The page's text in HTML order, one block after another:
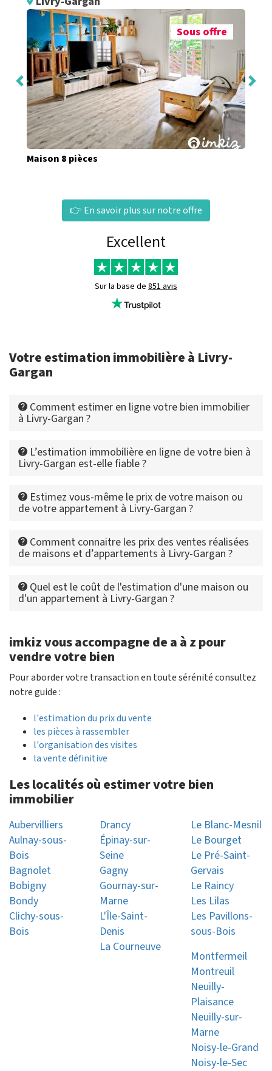
Sous offre
Maison 8 pièces
👉 En savoir plus sur notre offre
Excellent
Sur la base de 851 avis
Votre estimation immobilière à Livry-
Gargan
Comment estimer en ligne votre bien immobilier
à Livry-Gargan ?
L’estimation immobilière en ligne de votre bien à
Livry-Gargan est-elle fiable ?
Estimez vous-même le prix de votre maison ou
de votre appartement à Livry-Gargan ?
Comment connaitre les prix des ventes réalisées
de maisons et d’appartements à Livry-Gargan ?
Quel est le coût de l'estimation d'une maison ou
d'un appartement à Livry-Gargan ?
imkiz vous accompagne de a à z pour
vendre votre bien
Pour aborder votre transaction en toute sérénité consultez
notre guide :
l'estimation du prix du vente
les pièces à rassembler
l'organisation des visites
la vente définitive
Les localités où estimer votre bien
immobilier
Aubervilliers
Aulnay-sous-
Bois
Bagnolet
Bobigny
Bondy
Clichy-sous-
Bois
Drancy
Épinay-sur-
Seine
Gagny
Gournay-sur-
Marne
L'Île-Saint-
Denis
La Courneuve
Le Blanc-Mesnil
Le Bourget
Le Pré-Saint-
Gervais
Le Raincy
Les Lilas
Les Pavillons-
sous-Bois
Montfermeil
Montreuil
Neuilly-
Plaisance
Neuilly-sur-
Marne
Noisy-le-Grand
Noisy-le-Sec